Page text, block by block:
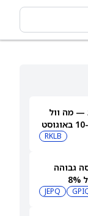
— מה וול
RKLB
גבוהה
JEPQ